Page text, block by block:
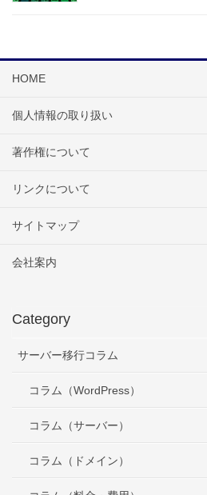
HOME
個人情報の取り扱い
著作権について
リンクについて
サイトマップ
会社案内
Category
サーバー移行コラム
コラム（WordPress）
コラム（サーバー）
コラム（ドメイン）